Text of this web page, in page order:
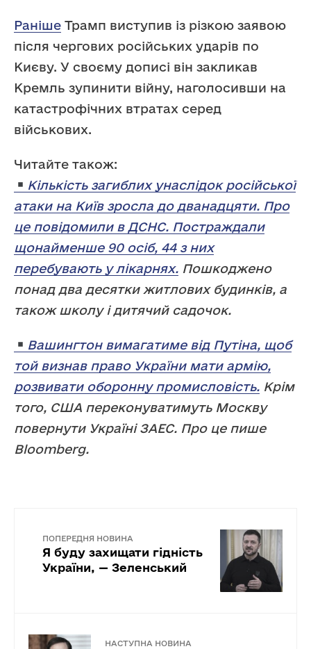
Раніше Трамп виступив із різкою заявою
після чергових російських ударів по
Києву. У своєму дописі він закликав
Кремль зупинити війну, наголосивши на
катастрофічних втратах серед
військових.
Читайте також:
Кількість загиблих унаслідок російської
атаки на Київ зросла до дванадцяти. Про
це повідомили в ДСНС. Постраждали
щонайменше 90 осіб, 44 з них
перебувають у лікарнях. Пошкоджено
понад два десятки житлових будинків, а
також школу і дитячий садочок.
Вашингтон вимагатиме від Путіна, щоб
той визнав право України мати армію,
розвивати оборонну промисловість. Крім
того, США переконуватимуть Москву
повернути Україні ЗАЕС. Про це пише
Bloomberg.
ПОПЕРЕДНЯ НОВИНА
Я буду захищати гідність
України, — Зеленський
НАСТУПНА НОВИНА